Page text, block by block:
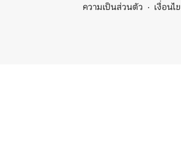
ความเป็นส่วนตัว
เงื่อนไข